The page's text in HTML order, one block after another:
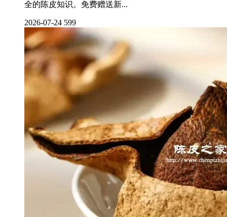
全的陈皮知识。免费赠送新...
2026-07-24 599